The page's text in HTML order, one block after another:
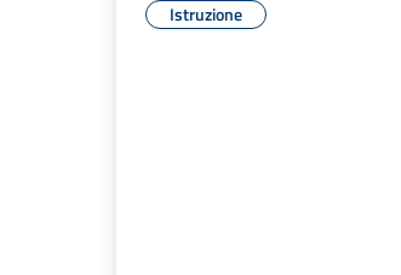
Istruzione